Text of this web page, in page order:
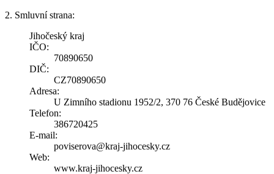
2. Smluvní strana:
Jihočeský kraj
IČO:
70890650
DIČ:
CZ70890650
Adresa:
U Zimního stadionu 1952/2, 370 76 České Budějovice
Telefon:
386720425
E-mail:
poviserova@kraj-jihocesky.cz
Web:
www.kraj-jihocesky.cz